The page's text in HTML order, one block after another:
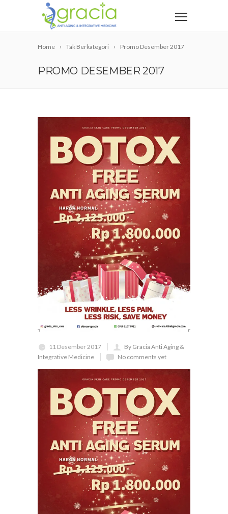
Home Tak Berkategori Promo Desember 2017
PROMO DESEMBER 2017
11 Desember 2017
By Gracia Anti Aging &
Integrative Medicine
No comments yet